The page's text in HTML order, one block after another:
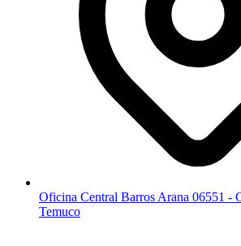
Oficina Central Barros Arana 06551 -
Temuco